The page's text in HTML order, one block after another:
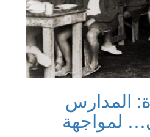
المدارس
لمواجهة